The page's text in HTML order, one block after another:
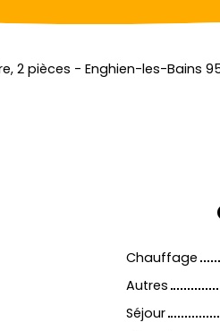
2 pièces - Enghien-les-Bains
Chauffage
Autres
Séjour